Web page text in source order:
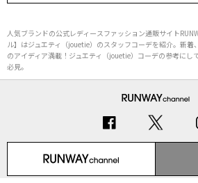
人気ブランドの公式レディースファッション通販サイト
ル】はジュエティ（jouetie）のスタッフコーデを紹介。新着
のアイディア満載！ジュエティ（jouetie）コーデの参考にし
必見。